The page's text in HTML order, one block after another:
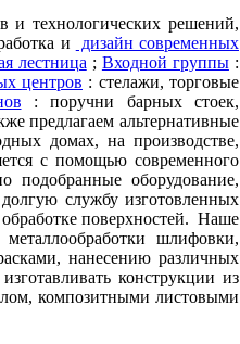
и технологических решений,
и
дизайн современных
лестница ; Входной группы:
центров : стелажи, торговые
: поручни барных стоек,
предлагаем альтернативные
домах, на производстве,
с помощью современного
подобранные оборудование,
службу изготовленных
поверхностей. Наше
шлифовки,
нанесению различных
конструкции из
композитными листовыми